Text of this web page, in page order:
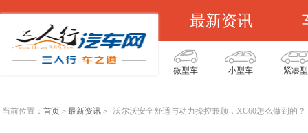
最新资讯
微型车 小型车 紧凑型
当前位置： 首页 > 最新资讯 > 沃尔沃安全舒适与动力操控兼顾，XC60怎么做到的？